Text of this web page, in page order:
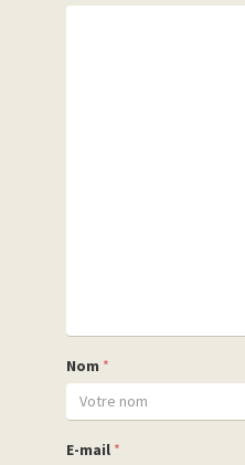
Nom *
E-mail *